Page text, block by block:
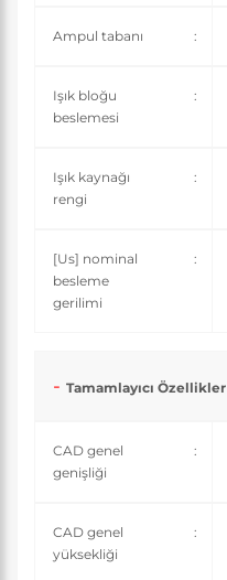
Ampul tabanı :
Işık bloğu
beslemesi
:
Işık kaynağı
rengi
:
[Us] nominal
besleme
gerilimi
:
Tamamlayıcı Özellikler
CAD genel
genişliği
:
CAD genel
yüksekliği
: